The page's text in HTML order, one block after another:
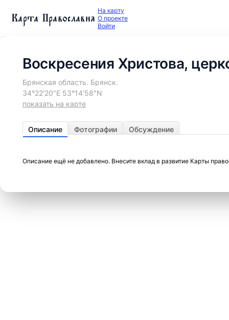
Карта Православия На карту
О проекте
Войти
Воскресения Христова,
Брянская область. Брянск.
34°22′20″E 53°14′58″N
показать на карте
Описание Фотографии Обсуждение
Описание ещё не добавлено. Внесите вклад в развитие Карты